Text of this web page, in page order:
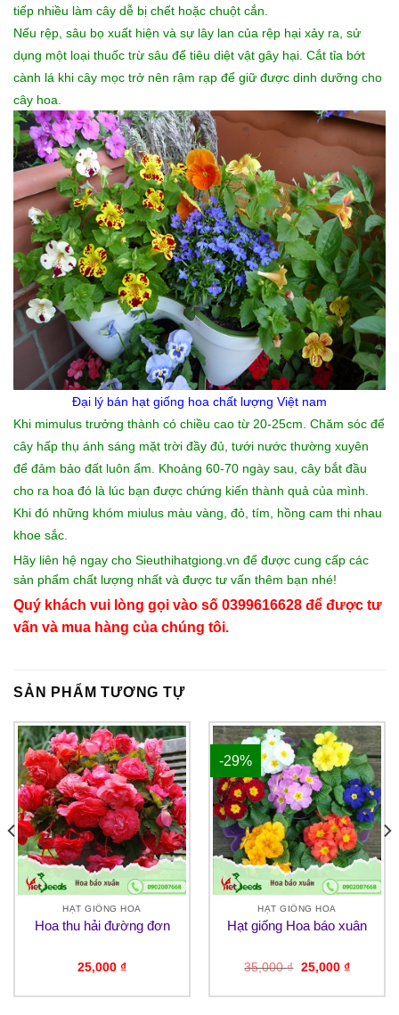
tiếp nhiều làm cây dễ bị chết hoặc chuột cắn.
Nếu rệp, sâu bọ xuất hiện và sự lây lan của rệp hại xảy ra, sử
dụng một loại thuốc trừ sâu để tiêu diệt vật gây hại. Cắt tỉa bớt
cành lá khi cây mọc trở nên rậm rạp để giữ được dinh dưỡng cho
cây hoa.
Đại lý bán hạt giống hoa chất lượng Việt nam
Khi mimulus trưởng thành có chiều cao từ 20-25cm. Chăm sóc để
cây hấp thụ ánh sáng mặt trời đầy đủ, tưới nước thường xuyên
để đảm bảo đất luôn ẩm. Khoảng 60-70 ngày sau, cây bắt đầu
cho ra hoa đó là lúc bạn được chứng kiến thành quả của mình.
Khi đó những khóm miulus màu vàng, đỏ, tím, hồng cam thi nhau
khoe sắc.
Hãy liên hệ ngay cho Sieuthihatgiong.vn để được cung cấp các
sản phẩm chất lượng nhất và được tư vấn thêm bạn nhé!
Quý khách vui lòng gọi vào số 0399616628 để được tư
vấn và mua hàng của chúng tôi.
SẢN PHẨM TƯƠNG TỰ
HẠT GIỐNG HOA
Hoa thu hải đường đơn
25,000 ₫
-29%
HẠT GIỐNG HOA
Hạt giống Hoa báo xuân
35,000₫ Giá
35,000 ₫.
25,000 ₫Giá
là: